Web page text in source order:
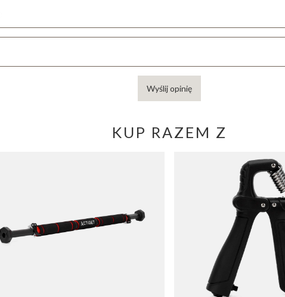
Wyślij opinię
KUP RAZEM Z